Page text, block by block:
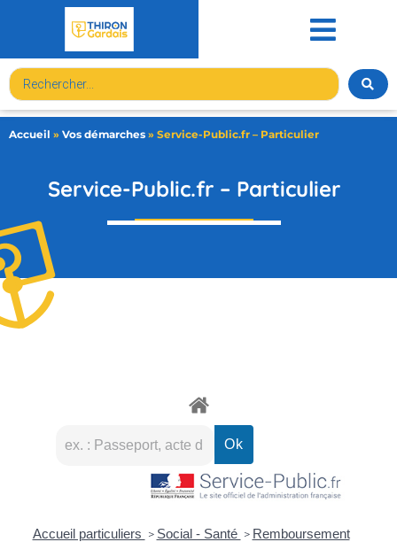
Accueil » Vos démarches » Service-Public.fr – Particulier
Service-Public.fr – Particulier
Accueil particuliers > Social - Santé > Remboursement